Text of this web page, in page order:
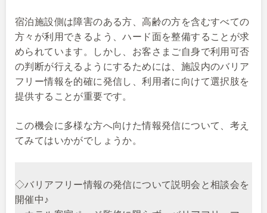
宿泊施設側は障害のある方、高齢の方を含むすべての
方々が利用できるよう、ハード面を整備することが求
められています。しかし、お客さまご自身で利用可否
の判断が行えるようにするためには、施設内のバリア
フリー情報を的確に発信し、利用者に向けて選択肢を
提供することが重要です。
この機会に多様な方へ向けた情報発信について、考え
てみてはいかがでしょうか。
◇バリアフリー情報の発信について説明会と相談会を
開催中♪